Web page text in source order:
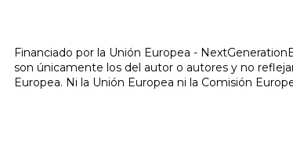
Financiado por la Unión Europea -
son únicamente los del autor o autores y no
Europea. Ni la Unión Europea ni la Comisión